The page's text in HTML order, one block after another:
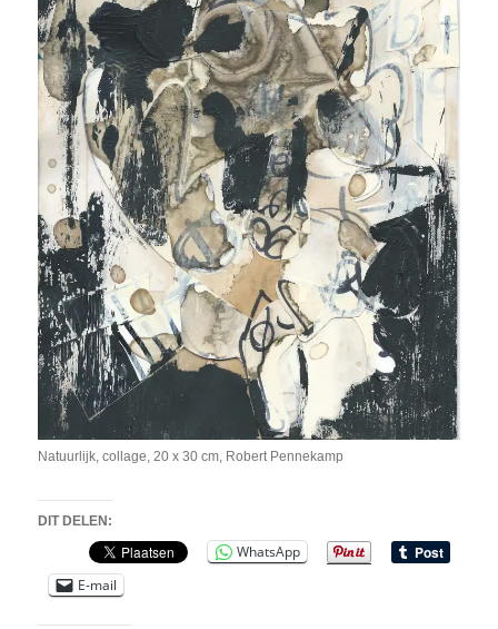
Natuurlijk, collage, 20 x 30 cm, Robert Pennekamp
DIT DELEN:
WhatsApp
E-mail